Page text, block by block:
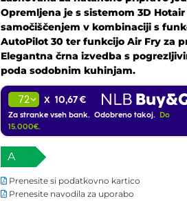
Opremljena je s sistemom 3D
samočiščenjem v kombinaciji s
AutoPilot 30 ter funkcijo Air Fry za
Elegantna črna izvedba s
poda sodobnim kuhinjam.
X 10,67 €
Za stranke vseh bank. Odobreno takoj.
Do
15.000€.
A
Prenesite si podatkovno kartico
Prenesite navodila za uporabo